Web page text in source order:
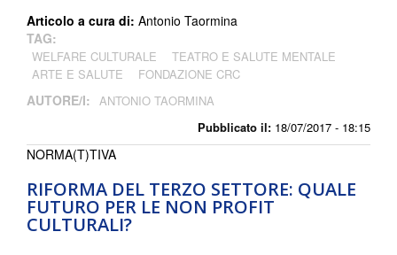
Pubblicato il: 18/07/2017 - 18:15
Articolo a cura di: Antonio Taormina
TAG:
WELFARE CULTURALE
TEATRO E SALUTE MENTALE
ARTE E SALUTE
FONDAZIONE CRC
AUTORE/I: ANTONIO TAORMINA
RIFORMA DEL TERZO SETTORE: QUALE
FUTURO PER LE NON PROFIT
CULTURALI?
NORMA(T)TIVA